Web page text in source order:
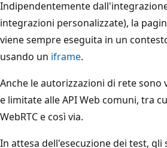
Indipendentemente
integrazioni personalizzate), la
viene sempre eseguita in un
usando un iframe.
Anche le autorizzazioni di rete sono
e limitate alle API Web comuni, tra
WebRTC e così via.
In attesa dell'esecuzione dei test,